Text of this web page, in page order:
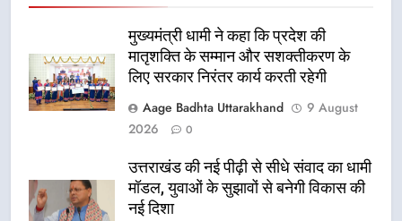
मुख्यमंत्री धामी ने कहा कि प्रदेश की
मातृशक्ति के सम्मान और सशक्तीकरण के
लिए सरकार निरंतर कार्य करती रहेगी
Aage Badhta Uttarakhand
9 August
2026
0
उत्तराखंड की नई पीढ़ी से सीधे संवाद का धामी
मॉडल, युवाओं के सुझावों से बनेगी विकास की
नई दिशा